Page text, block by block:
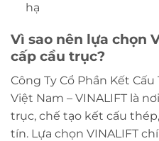
hạ
Vì sao nên lựa chọn
cấp cầu trục?
Công Ty Cổ Phần Kết
Việt Nam – VINALIFT là
trục, chế tạo kết cấu
tín. Lựa chọn VINALIFT